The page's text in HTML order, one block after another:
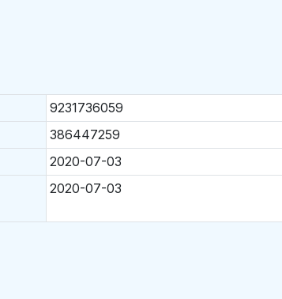
9231736059
386447259
2020-07-03
2020-07-03